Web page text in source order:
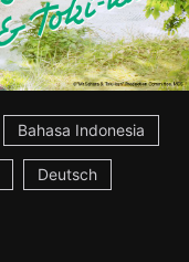
Bahasa Indonesia
Deutsch